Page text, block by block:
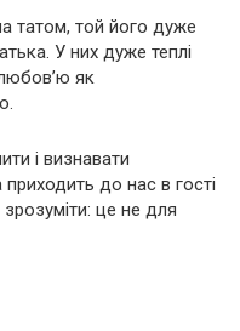
татом, той його дуже
У них дуже теплі
як
і визнавати
до нас в гості
це не для